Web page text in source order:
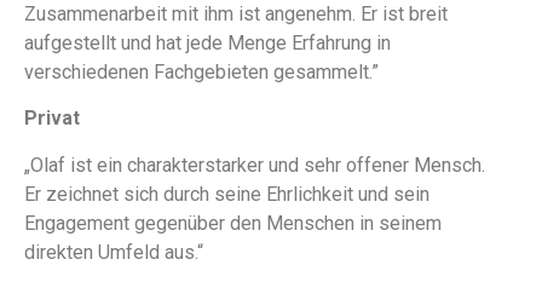
Zusammenarbeit mit ihm ist angenehm. Er ist breit
aufgestellt und hat jede Menge Erfahrung in
verschiedenen Fachgebieten gesammelt.”
Privat
„Olaf ist ein charakterstarker und sehr offener Mensch.
Er zeichnet sich durch seine Ehrlichkeit und sein
Engagement gegenüber den Menschen in seinem
direkten Umfeld aus.“